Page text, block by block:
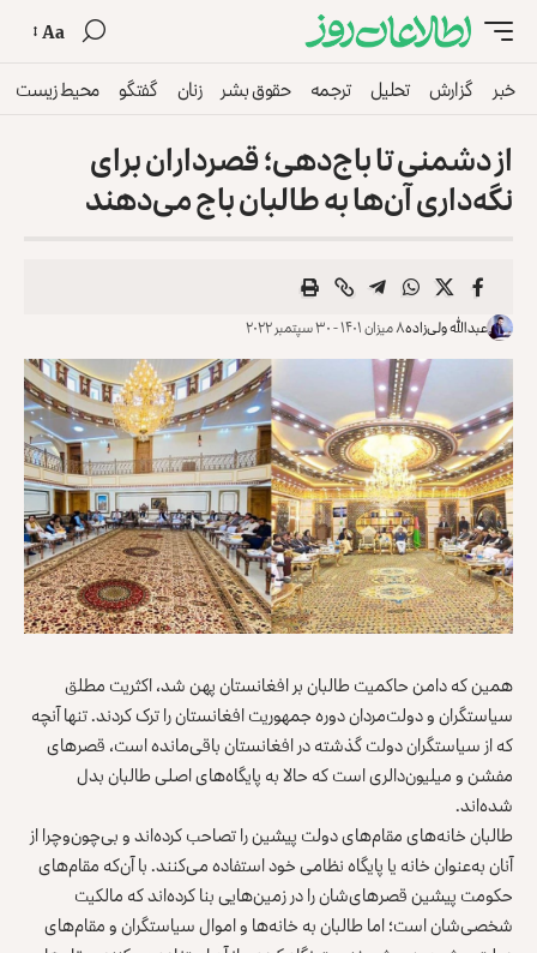
Aa
خبر گزارش تحلیل ترجمه حقوق بشر زنان گفتگو محیط زیست
از دشمنی تا باج‌دهی؛ قصرداران برای
نگه‌داری آن‌ها به طالبان باج می‌دهند
عبدالله ولی‌زاده۸ میزان ۱۴۰۱ - ۳۰ سپتمبر ۲۰۲۲
همین که دامن حاکمیت طالبان بر افغانستان پهن شد، اکثریت مطلق
سیاستگران و دولت‌مردان دوره جمهوریت افغانستان را ترک کردند. تنها آنچه
که از سیاستگران دولت گذشته در افغانستان باقی‌مانده است، قصرهای
مفشن و میلیون‌دالری است که حالا به پایگاه‌های اصلی طالبان بدل
شده‌اند.
طالبان خانه‌های مقام‌های دولت پیشین را تصاحب کرده‌اند و بی‌چون‌وچرا از
آنان به‌عنوان خانه یا پایگاه نظامی خود استفاده می‌کنند. با آن‌که مقام‌های
حکومت پیشین قصرهای‌شان را در زمین‌هایی بنا کرده‌اند که مالکیت
شخصی‌شان است؛ اما طالبان به خانه‌ها و اموال سیاستگران و مقام‌های